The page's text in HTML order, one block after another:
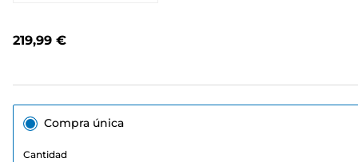
219,99 €
Compra única
Cantidad